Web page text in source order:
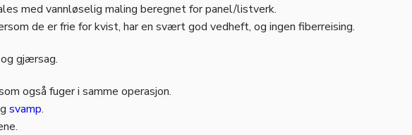
med vannløselig maling beregnet for panel/listverk.
de er frie for kvist, har en svært god vedheft, og ingen fiberreising.
gjærsag.
også fuger i samme operasjon.
svamp.